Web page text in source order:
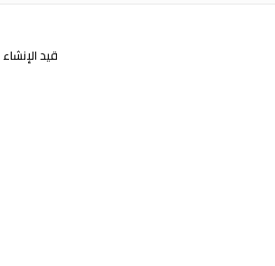
قيد الإنشاء